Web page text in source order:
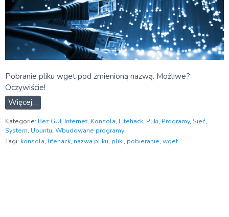
Pobranie pliku wget pod zmienioną nazwą. Możliwe?
Oczywiście!
Więcej…
Kategorie: Bez GUI, Internet, Konsola, Lifehack, Pliki, Programy, Sieć,
System, Ubuntu, Wbudowane programy
Tagi: konsola, lifehack, nazwa pliku, pliki, pobieranie, wget